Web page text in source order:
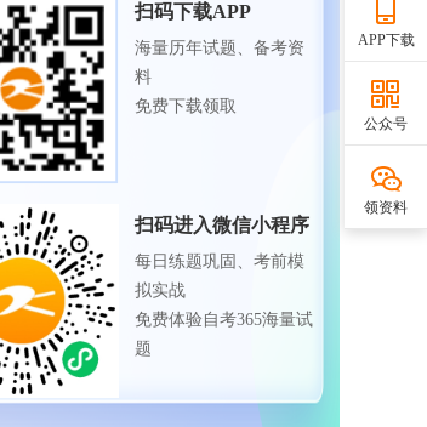
扫码下载APP
海量历年试题、备考资
料
免费下载领取
扫码进入微信小程序
每日练题巩固、考前模
拟实战
免费体验自考365海量试
题
APP下载
公众号
领资料